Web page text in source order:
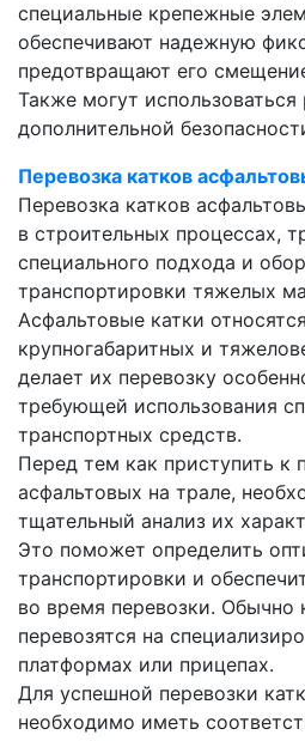
специальные крепежные
обеспечивают надежную
предотвращают его
Также могут
дополнительной
Перевозка катков
Перевозка катков
в строительных процессах,
специального подхода и
транспортировки тяжелых
Асфальтовые катки
крупногабаритных и
делает их перевозку
требующей использования
транспортных средств.
Перед тем как приступить к
асфальтовых на трале,
тщательный анализ их
Это поможет определить
транспортировки и
во время перевозки. Обычно
перевозятся на
платформах или прицепах.
Для успешной перевозки
необходимо иметь